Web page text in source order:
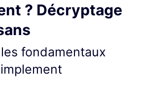
? Décryptage
les fondamentaux